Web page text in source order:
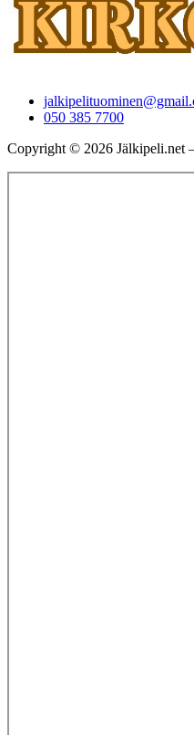
050 385 7700
Copyright © 2026 Jälkipeli.net